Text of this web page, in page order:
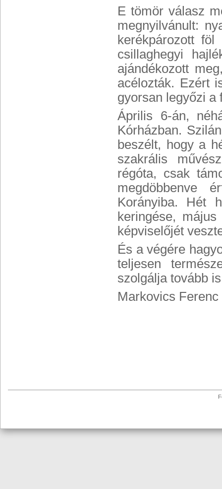
E tömör válasz
megnyilvánult:
kerékpározott
csillaghegyi
ajándékozott
acélozták. Ezért
gyorsan legyőzi a
Április 6-án,
Kórházban.
beszélt, hogy a
szakrális
régóta, csak
megdöbbenve
Korányiba. Hét
keringése,
képviselőjét
És a végére
teljesen
szolgálja tovább
Markovics Ferenc